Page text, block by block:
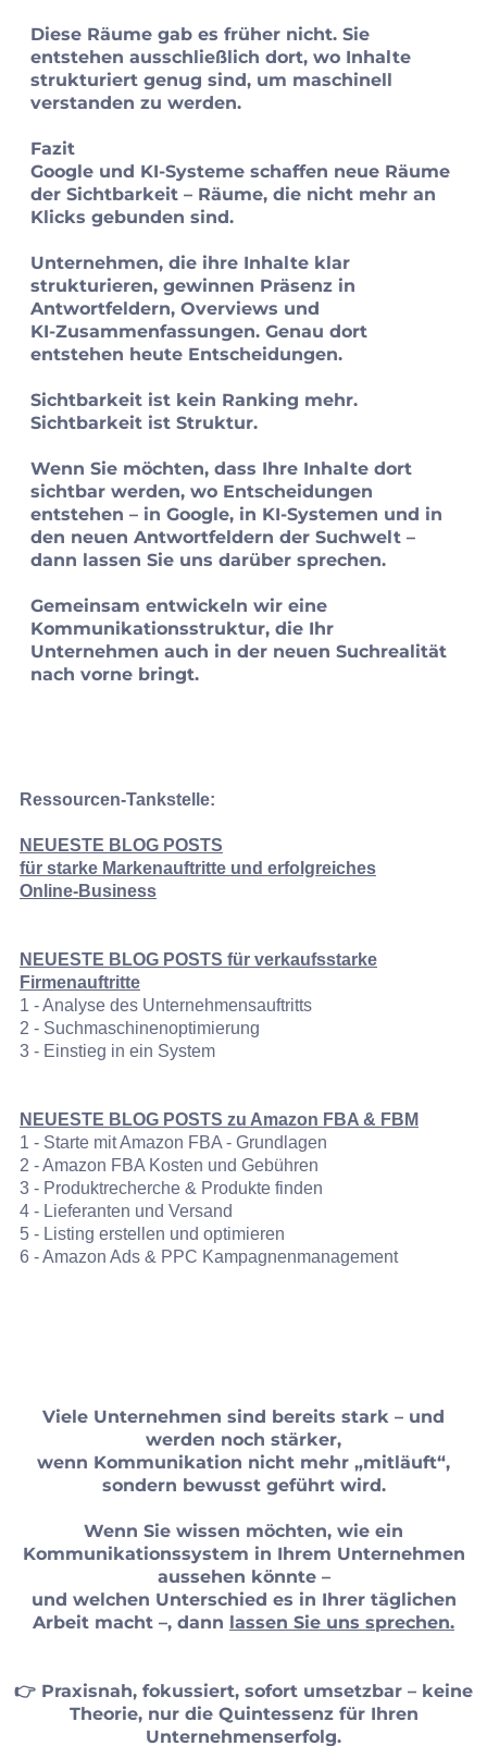
Diese Räume gab es früher nicht. Sie
entstehen ausschließlich dort, wo Inhalte
strukturiert genug sind, um maschinell
verstanden zu werden.
Fazit
Google und KI‑Systeme schaffen neue Räume
der Sichtbarkeit – Räume, die nicht mehr an
Klicks gebunden sind.
Unternehmen, die ihre Inhalte klar
strukturieren, gewinnen Präsenz in
Antwortfeldern, Overviews und
KI‑Zusammenfassungen. Genau dort
entstehen heute Entscheidungen.
Sichtbarkeit ist kein Ranking mehr.
Sichtbarkeit ist Struktur.
Wenn Sie möchten, dass Ihre Inhalte dort
sichtbar werden, wo Entscheidungen
entstehen – in Google, in KI‑Systemen und in
den neuen Antwortfeldern der Suchwelt –
dann lassen Sie uns darüber sprechen.
Gemeinsam entwickeln wir eine
Kommunikationsstruktur, die Ihr
Unternehmen auch in der neuen Suchrealität
nach vorne bringt.
Ressourcen-Tankstelle:
NEUESTE BLOG POSTS
für starke Markenauftritte und erfolgreiches
Online‑Business
NEUESTE BLOG POSTS für verkaufsstarke
Firmenauftritte
1 - Analyse des Unternehmensauftritts
2 - Suchmaschinenoptimierung
3 - Einstieg in ein System
NEUESTE BLOG POSTS zu Amazon FBA & FBM
1 - Starte mit Amazon FBA - Grundlagen
2 - Amazon FBA Kosten und Gebühren
3 - Produktrecherche & Produkte finden
4 - Lieferanten und Versand
5 - Listing erstellen und optimieren
6 - Amazon Ads & PPC Kampagnenmanagement
Viele Unternehmen sind bereits stark – und
werden noch stärker,
wenn Kommunikation nicht mehr „mitläuft“,
sondern bewusst geführt wird.
Wenn Sie wissen möchten, wie ein
Kommunikationssystem in Ihrem Unternehmen
aussehen könnte –
und welchen Unterschied es in Ihrer täglichen
Arbeit macht –, dann lassen Sie uns sprechen.
👉 Praxisnah, fokussiert, sofort umsetzbar – keine
Theorie, nur die Quintessenz für Ihren
Unternehmenserfolg.